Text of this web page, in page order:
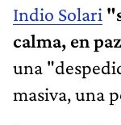
Indio Solari
calma, en
una
masiva, una